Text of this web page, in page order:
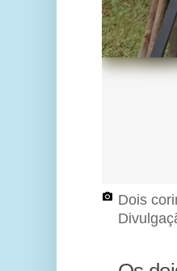
Dois